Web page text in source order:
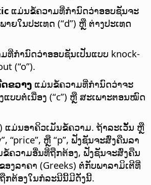
ແມ່ນຂໍ້ຄວາມທີ່ກຳນົດວ່າອອບຊັນຈະ
າຍໃນປະເທດ (“d”) ຫຼື ຕ່າງປະເທດ
ທີ່ກຳນົດວ່າອອບຊັນເປັນແບບ knock-
(“o”).
ຂວາງ ແມ່ນຂໍ້ຄວາມທີ່ກຳນົດວ່າຈະ
ບບຕໍ່ເນື່ອງ (“c”) ຫຼື ສະເພາະຕອນໝົດ
ແມ່ນອາຄິວເມັນຂໍ້ຄວາມ. ຖ້າລະເວັ້ນ ຫຼື
“price”, ຫຼື “p”, ຟັງຊັນຈະສົ່ງຄືນລາ
ຂໍ້ຄວາມອື່ນທີ່ຖືກຕ້ອງ, ຟັງຊັນຈະສົ່ງຄືນ
ງລາຄາ (Greeks) ຕໍ່ກັບພາລາມິເຕີທີ່
ກຕ້ອງໃນກໍລະນີນີ້ມີດັ່ງນີ້.